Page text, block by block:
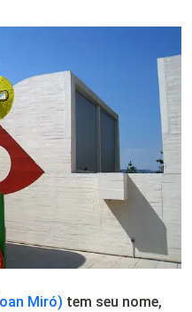
Miró) tem seu nome,